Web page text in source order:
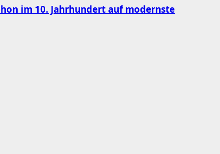
im 10. Jahrhundert auf modernste